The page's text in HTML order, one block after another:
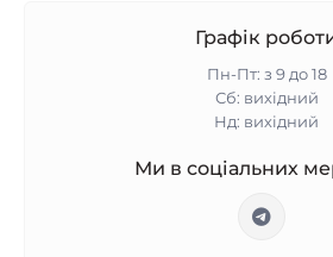
Графік
Пн-Пт: з 9 до 18
Сб: вихідний
Нд: вихідний
Ми в соціальних